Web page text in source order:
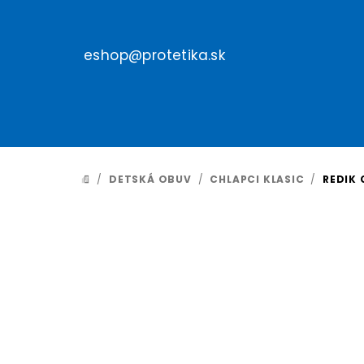
eshop@protetika.sk
DOMOV
/ DETSKÁ OBUV / CHLAPCI KLASIC / REDIK